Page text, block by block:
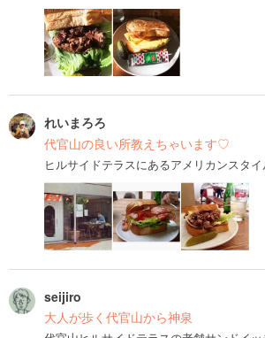
れいまろろ
代官山の良い所教えちゃいます♡
ヒルサイドテラスにあるアメリカンスタ
seijiro
大人が歩く代官山から神泉